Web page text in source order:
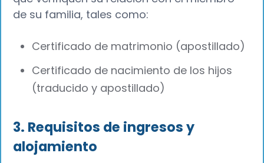
de su familia, tales como:
Certificado de matrimonio (apostillado)
Certificado de nacimiento de los hijos
(traducido y apostillado)
3. Requisitos de ingresos y
alojamiento